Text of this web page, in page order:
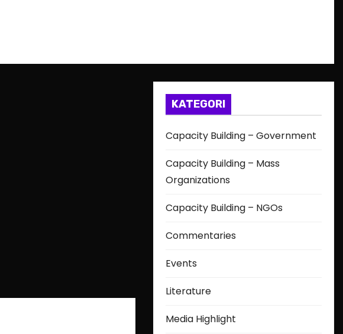
KATEGORI
Capacity Building – Government
Capacity Building – Mass
Organizations
Capacity Building – NGOs
Commentaries
Events
Literature
Media Highlight